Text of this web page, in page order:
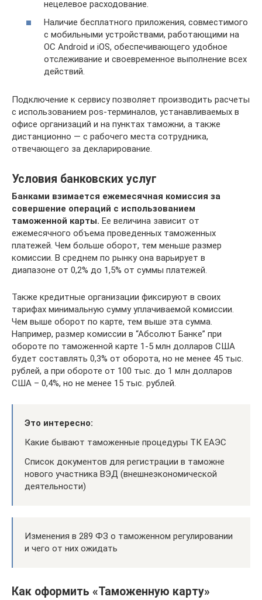
нецелевое расходование.
Наличие бесплатного приложения, совместимого
с мобильными устройствами, работающими на
ОС Android и iOS, обеспечивающего удобное
отслеживание и своевременное выполнение всех
действий.
Подключение к сервису позволяет производить расчеты
с использованием pos-терминалов, устанавливаемых в
офисе организаций и на пунктах таможни, а также
дистанционно — с рабочего места сотрудника,
отвечающего за декларирование.
Условия банковских услуг
Банками взимается ежемесячная комиссия за
совершение операций с использованием
таможенной карты. Ее величина зависит от
ежемесячного объема проведенных таможенных
платежей. Чем больше оборот, тем меньше размер
комиссии. В среднем по рынку она варьирует в
диапазоне от 0,2% до 1,5% от суммы платежей.
Также кредитные организации фиксируют в своих
тарифах минимальную сумму уплачиваемой комиссии.
Чем выше оборот по карте, тем выше эта сумма.
Например, размер комиссии в “Абсолют Банке” при
обороте по таможенной карте 1-5 млн долларов США
будет составлять 0,3% от оборота, но не менее 45 тыс.
рублей, а при обороте от 100 тыс. до 1 млн долларов
США – 0,4%, но не менее 15 тыс. рублей.
Это интересно:
Какие бывают таможенные процедуры ТК ЕАЭС
Список документов для регистрации в таможне
нового участника ВЭД (внешнеэкономической
деятельности)
Изменения в 289 ФЗ о таможенном регулировании
и чего от них ожидать
Как оформить «Таможенную карту»